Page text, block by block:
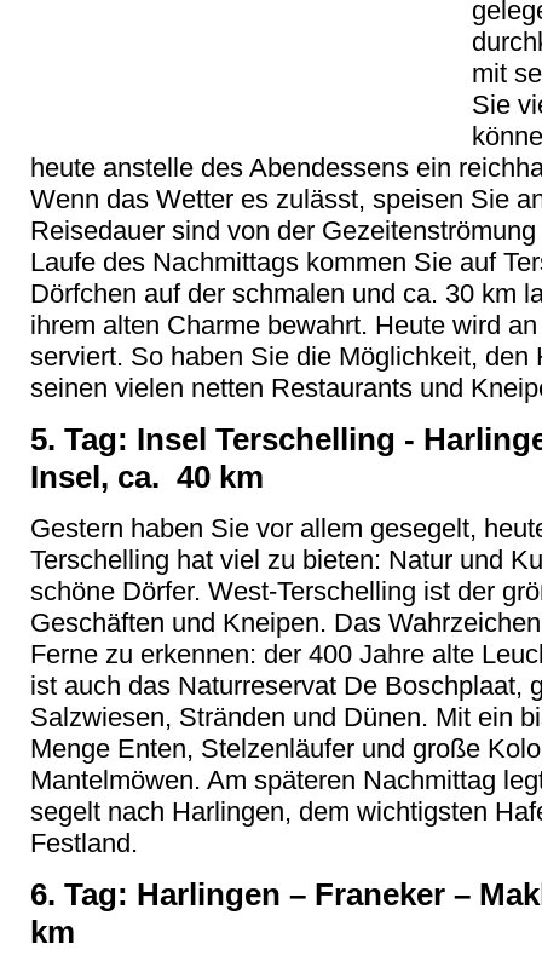
mit
Sie
heute anstelle des Abendessens ein
Wenn das Wetter es zulässt, speisen Sie
Reisedauer sind von der
Laufe des Nachmittags kommen Sie auf
Dörfchen auf der schmalen und ca. 30 km
ihrem alten Charme bewahrt. Heute wird
serviert. So haben Sie die Möglichkeit, den
seinen vielen netten Restaurants und
5. Tag: Insel Terschelling -
Insel, ca. 40 km
Gestern haben Sie vor allem gesegelt,
Terschelling hat viel zu bieten: Natur und
schöne Dörfer. West-Terschelling ist der
Geschäften und Kneipen. Das
Ferne zu erkennen: der 400 Jahre alte
ist auch das Naturreservat De Boschplaat,
Salzwiesen, Stränden und Dünen. Mit ein
Menge Enten, Stelzenläufer und große
Mantelmöwen. Am späteren Nachmittag
segelt nach Harlingen, dem wichtigsten
Festland.
6. Tag: Harlingen – Franeker –
km